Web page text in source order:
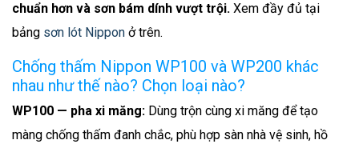
chuẩn hơn và sơn bám dính vượt trội. Xem đầy đủ tại
bảng sơn lót Nippon ở trên.
Chống thấm Nippon WP100 và WP200 khác
nhau như thế nào? Chọn loại nào?
WP100 — pha xi măng: Dùng trộn cùng xi măng để tạo
màng chống thấm đanh chắc, phù hợp sàn nhà vệ sinh, hồ